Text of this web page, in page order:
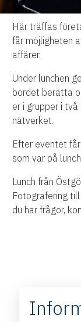
Här träffas
får möjligheten
affärer.
Under lunchen
bordet berätta
er i grupper i
nätverket.
Efter eventet
som var på
Lunch från
Fotografering
du har frågor,